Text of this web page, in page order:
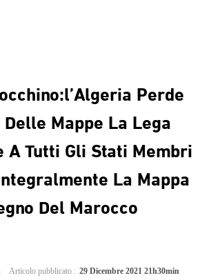
Perde
Mappe La Lega
A Tutti Gli Stati Membri
La Mappa
Del Marocco
Articolo pubblicato : 29 Dicembre 2021 21h30min